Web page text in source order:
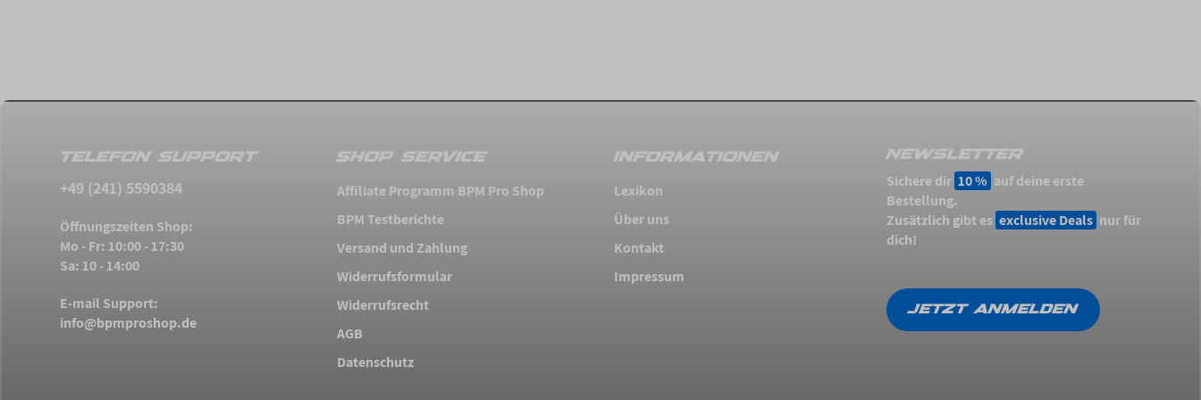
TELEFON SUPPORT
+49 (241) 5590384
Öffnungszeiten Shop:
Mo - Fr: 10:00 - 17:30
Sa: 10 - 14:00
E-mail Support:
info@bpmproshop.de
SHOP SERVICE
Affiliate Programm BPM Pro Shop
BPM Testberichte
Versand und Zahlung
Widerrufsformular
Widerrufsrecht
AGB
Datenschutz
INFORMATIONEN
Lexikon
Über uns
Kontakt
Impressum
NEWSLETTER
Sichere dir 10 % auf deine erste
Bestellung.
Zusätzlich gibt es exclusive Deals nur für
dich!
JETZT ANMELDEN